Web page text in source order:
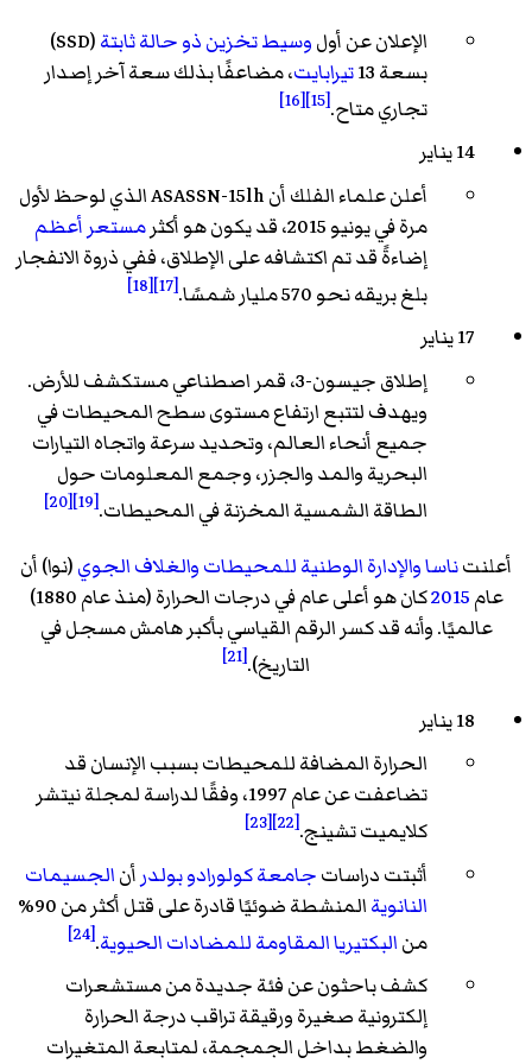
الإعلان عن أولوسيط تخزين ذو حالة ثابتة
(SSD)
بسعة 13
تيرابايت، مضاعفًا بذلك سعة آخر إصدار
تجاري متاح.[15]
[16]
14 يناير
أعلن علماء الفلك أن ASASSN-15lh الذي لوحظ لأول
مرة في يونيو 2015، قد يكون هو أكثر
مستعر أعظم
إضاءةً قد تم اكتشافه على الإطلاق، ففي ذروة الانفجار
بلغ بريقه نحو 570 مليار شمسًا.
[17]
[18]
17 يناير
إطلاق جيسون-3، قمر اصطناعي مستكشف للأرض.
ويهدف لتتبع ارتفاع مستوى سطح المحيطات في
جميع أنحاء العالم، وتحديد سرعة واتجاه التيارات
البحرية والمد والجزر، وجمع المعلومات حول
الطاقة الشمسية المخزنة في المحيطات.[19]
[20]
أعلنتناساوالإدارة الوطنية للمحيطات والغلاف الجوي(نوا) أن
عام2015
كان هو أعلى عام في درجات الحرارة (منذ عام 1880)
عالميًا. وأنه قد كسر الرقم القياسي بأكبر هامش مسجل في
التاريخ).[21]
18 يناير
الحرارة المضافة للمحيطات بسبب الإنسان قد
تضاعفت عن عام 1997، وفقًا لدراسة لمجلة نيتشر
كلايميت تشينج.[22]
[23]
أثبتت دراساتجامعة كولورادو بولدر أنالجسيمات
النانوية
المنشطة ضوئيًا قادرة على قتل أكثر من 90%
منالبكتيريا المقاومة للمضادات الحيوية.
[24]
كشف باحثون عن فئة جديدة من مستشعرات
إلكترونية صغيرة ورقيقة تراقب درجة الحرارة
والضغط بداخل الجمجمة، لمتابعة المتغيرات